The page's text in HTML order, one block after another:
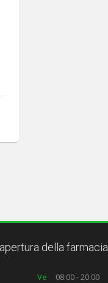
della farmacia
Ve 08:00 - 20:00